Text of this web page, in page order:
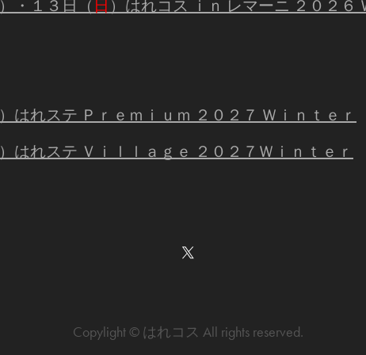
）・１３日（ 日 ）はれコス ｉｎ レマーニ ２０２６
）はれステ Ｐｒｅｍｉｕｍ ２０２７ Ｗｉｎｔｅｒ
）はれステ Ｖｉｌｌａｇｅ ２０２７Ｗｉｎｔｅｒ
Copylight © はれコス All rights reserved.